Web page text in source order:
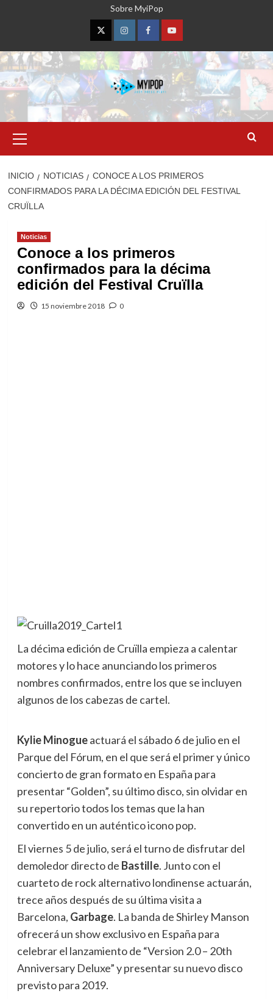
Sobre MyiPop
TwitterInstagramFacebookYouTube
primario
INICIO NOTICIAS
CONOCE A LOS PRIMEROS
CONFIRMADOS PARA LA DÉCIMA EDICIÓN DEL FESTIVAL
CRUÏLLA
Noticias
Conoce a los primeros
confirmados para la décima
edición del Festival Cruïlla
15 noviembre 2018 0
La décima edición de Cruïlla empieza a calentar
motores y lo hace anunciando los primeros
nombres confirmados, entre los que se incluyen
algunos de los cabezas de cartel.
Kylie Minogueactuará el sábado 6 de julio en el
Parque del Fórum, en el que será el primer y único
concierto de gran formato en España para
presentar “Golden”, su último disco, sin olvidar en
su repertorio todos los temas que la han
convertido en un auténtico icono pop.
El viernes 5 de julio, será el turno de disfrutar del
demoledor directo de Bastille. Junto con el
cuarteto de rock alternativo londinense actuarán,
trece años después de su última visita a
Barcelona, Garbage. La banda de Shirley Manson
ofrecerá un show exclusivo en España para
celebrar el lanzamiento de “Version 2.0 – 20th
Anniversary Deluxe” y presentar su nuevo disco
previsto para 2019.